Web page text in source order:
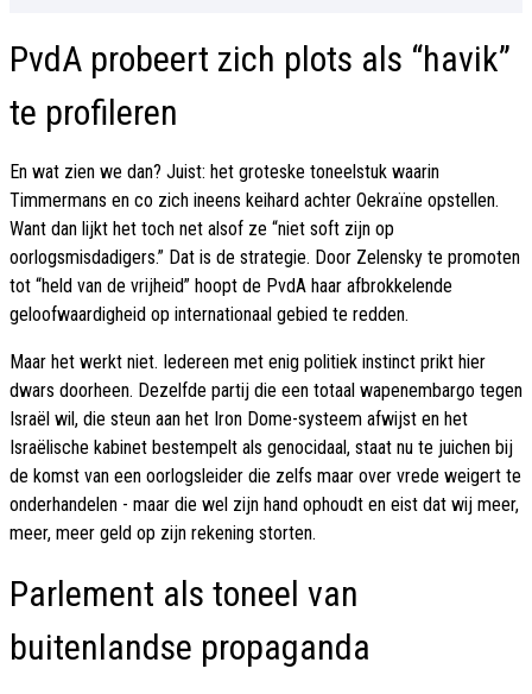
PvdA probeert zich plots als “havik”
te profileren
En wat zien we dan? Juist: het groteske toneelstuk waarin
Timmermans en co zich ineens keihard achter Oekraïne opstellen.
Want dan lijkt het toch net alsof ze “niet soft zijn op
oorlogsmisdadigers.” Dat is de strategie. Door Zelensky te promoten
tot “held van de vrijheid” hoopt de PvdA haar afbrokkelende
geloofwaardigheid op internationaal gebied te redden.
Maar het werkt niet. Iedereen met enig politiek instinct prikt hier
dwars doorheen. Dezelfde partij die een totaal wapenembargo tegen
Israël wil, die steun aan het Iron Dome-systeem afwijst en het
Israëlische kabinet bestempelt als genocidaal, staat nu te juichen bij
de komst van een oorlogsleider die zelfs maar over vrede weigert te
onderhandelen - maar die wel zijn hand ophoudt en eist dat wij meer,
meer, meer geld op zijn rekening storten.
Parlement als toneel van
buitenlandse propaganda